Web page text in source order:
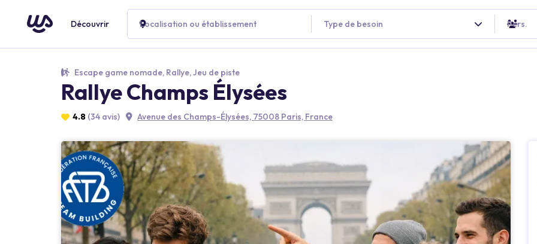
Découvrir Localisation ou établissement Type de besoin Pers.
Escape game nomade, Rallye, Jeu de piste
Rallye Champs Élysées
4.8 (34 avis) Avenue des Champs-Élysées, 75008 Paris, France